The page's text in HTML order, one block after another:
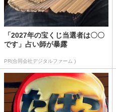
「2027年の宝くじ当選者は〇〇
です」占い師が暴露
PR(合同会社デジタルファーム )